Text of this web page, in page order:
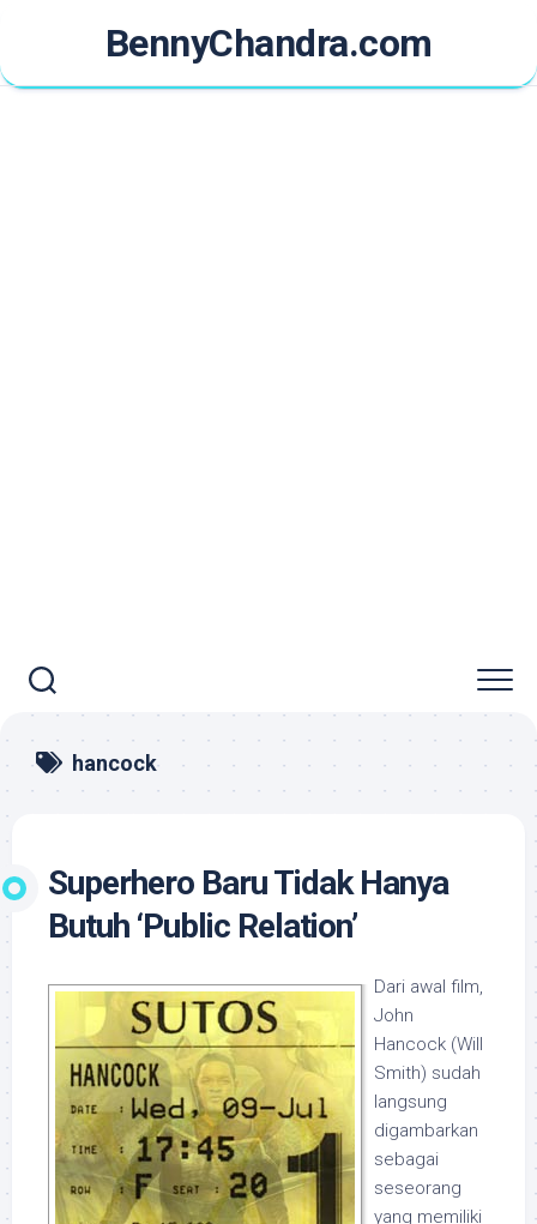
content
BennyChandra.com
hancock
Superhero Baru Tidak Hanya
Butuh ‘Public Relation’
Dari awal film,
John
Hancock (Will
Smith) sudah
langsung
digambarkan
sebagai
seseorang
yang memiliki